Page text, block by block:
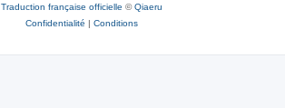
Traduction française officielle ©Qiaeru
Confidentialité | Conditions